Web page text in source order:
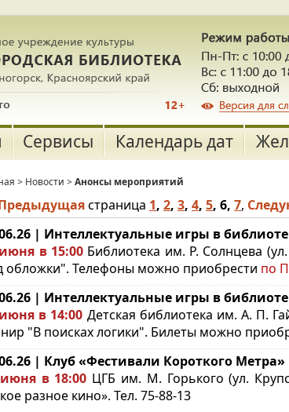
Сервисы Календарь дат
> Новости >Анонсы мероприятий
страница 1, 2, 3, 4, 5, 6, 7,
| Интеллектуальные игры в
в 15:00Библиотека им. Р. Солнцева
обложки". Телефоны можно приобрести по
| Интеллектуальные игры в
в 14:00 Детская библиотека им. А. П.
"В поисках логики". Билеты можно
| Клуб «Фестивали Короткого
в 18:00 ЦГБ им. М. Горького (ул.
разное кино». Тел. 75-88-13